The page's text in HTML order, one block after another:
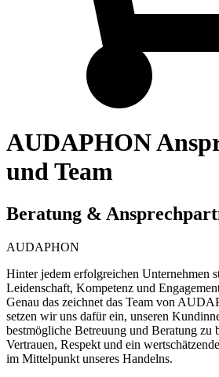
AUDAPHON
und Team
Beratung &
AUDAPHON
Hinter jedem erfolgreichen Unternehmen
Leidenschaft, Kompetenz und
Genau das zeichnet das Team von
setzen wir uns dafür ein, unseren
bestmögliche Betreuung und Beratung zu
Vertrauen, Respekt und ein
im Mittelpunkt unseres Handelns.